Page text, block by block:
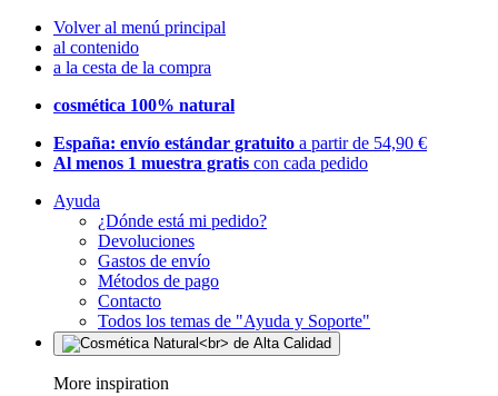
Volver al menú principal
al contenido
a la cesta de la compra
cosmética 100% natural
España: envío estándar gratuito a partir de 54,90 €
Al menos 1 muestra gratis con cada pedido
Ayuda
¿Dónde está mi pedido?
Devoluciones
Gastos de envío
Métodos de pago
Contacto
Todos los temas de "Ayuda y Soporte"
More inspiration